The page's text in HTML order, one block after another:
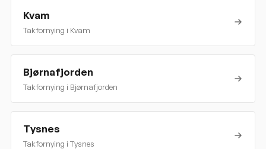
Kvam
Takfornying i Kvam
Bjørnafjorden
Takfornying i Bjørnafjorden
Tysnes
Takfornying i Tysnes